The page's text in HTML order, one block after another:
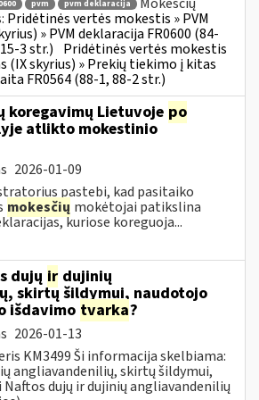
pvm pvm deklaracija
Pridėtinės vertės mokestis » PVM
» PVM deklaracija FR0600 (84-
3 str.) Pridėtinės vertės mokestis
(IX skyrius) » Prekių tiekimo į kitas
FR0564 (88-1, 88-2 str.)
koregavimų Lietuvoje po
atlikto mokestinio
2026-01-09
pastebi, kad pasitaiko
mokesčių mokėtojai patikslina
kuriose koreguoja...
dujų ir dujinių
skirtų šildymui, naudotojo
išdavimo tvarka?
2026-01-13
KM3499 Ši informacija skelbiama:
angliavandenilių, skirtų šildymui,
dujų ir dujinių angliavandenilių